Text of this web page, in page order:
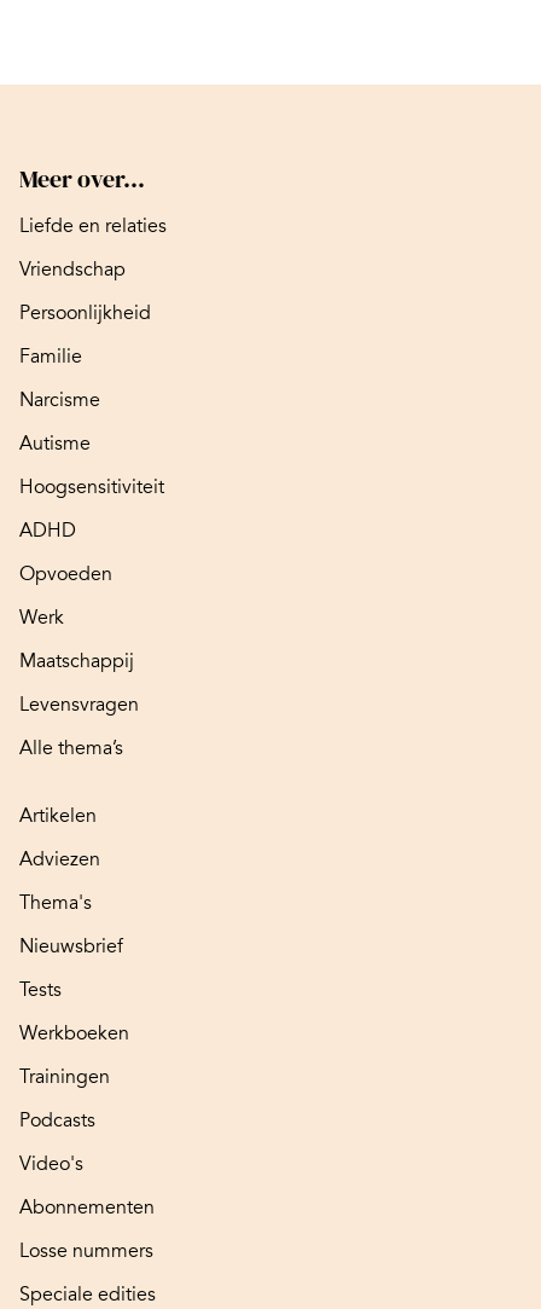
Meer over...
Liefde en relaties
Vriendschap
Persoonlijkheid
Familie
Narcisme
Autisme
Hoogsensitiviteit
ADHD
Opvoeden
Werk
Maatschappij
Levensvragen
Alle thema’s
Artikelen
Adviezen
Thema's
Nieuwsbrief
Tests
Werkboeken
Trainingen
Podcasts
Video's
Abonnementen
Losse nummers
Speciale edities